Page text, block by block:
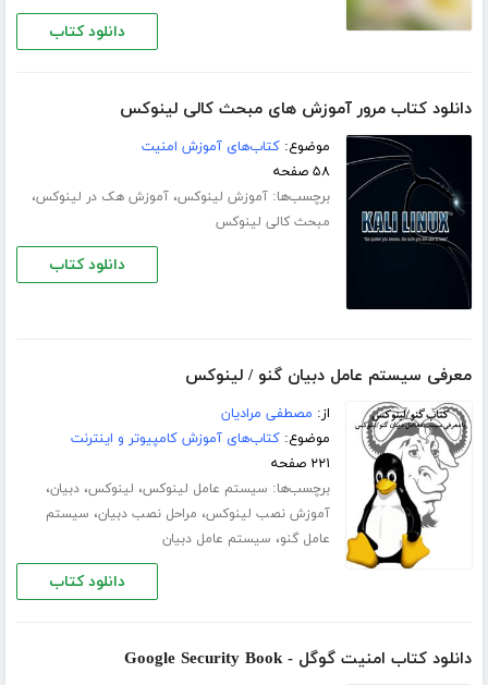
دانلود کتاب
دانلود کتاب مرور آموزش های مبحث کالی لینوکس
موضوع:کتاب‌های آموزش امنیت
۵۸ صفحه
برچسب‌ها:آموزش لینوکس،آموزش هک در لینوکس،
مبحث کالی لینوکس
دانلود کتاب
معرفی سیستم عامل دبیان گنو / لینوکس
از: مصطفی مرادیان
موضوع:کتاب‌های آموزش کامپیوتر و اینترنت
۲۲۱ صفحه
برچسب‌ها: سیستم عامل لینوکس، لینوکس،دبیان،
آموزش نصب لینوکس، مراحل نصب دبیان، سیستم
عامل گنو، سیستم عامل دبیان
دانلود کتاب
دانلود کتاب امنیت گوگل - Google Security Book